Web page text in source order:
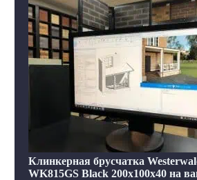
Клинкерная брусчатка
WK815GS Black 200x100x40 на